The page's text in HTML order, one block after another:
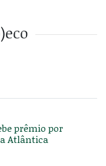
prêmio por
Atlântica